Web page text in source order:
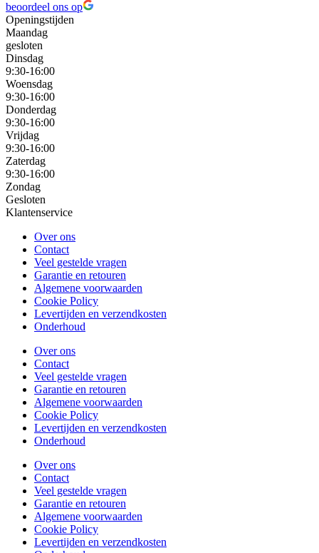
beoordeel ons op
Openingstijden
Maandag
gesloten
Dinsdag
9:30-16:00
Woensdag
9:30-16:00
Donderdag
9:30-16:00
Vrijdag
9:30-16:00
Zaterdag
9:30-16:00
Zondag
Gesloten
Klantenservice
Over ons
Contact
Veel gestelde vragen
Garantie en retouren
Algemene voorwaarden
Cookie Policy
Levertijden en verzendkosten
Onderhoud
Over ons
Contact
Veel gestelde vragen
Garantie en retouren
Algemene voorwaarden
Cookie Policy
Levertijden en verzendkosten
Onderhoud
Over ons
Contact
Veel gestelde vragen
Garantie en retouren
Algemene voorwaarden
Cookie Policy
Levertijden en verzendkosten